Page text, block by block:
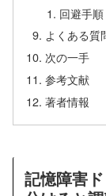
回避手
よくある質
次の一手
参考文献
著者情報
記憶障害